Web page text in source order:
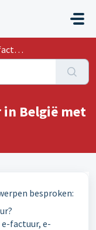
België met
besproken:
factuur, e-